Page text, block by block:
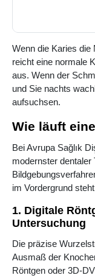
Wenn die Karies die
reicht eine normale
aus. Wenn der
und Sie nachts
aufsuchsen.
Wie läuft
Bei Avrupa Sağlık
modernster dentaler
im Vordergrund
1. Digitale
Untersuchung
Die präzise
Ausmaß der
Röntgen oder 3D-